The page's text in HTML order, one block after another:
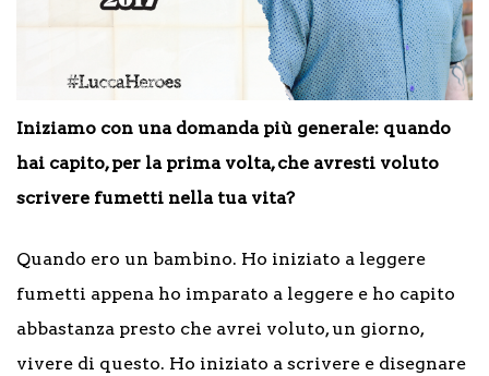
Iniziamo con una domanda più generale: quando
hai capito, per la prima volta, che avresti voluto
scrivere fumetti nella tua vita?
Quando ero un bambino. Ho iniziato a leggere
fumetti appena ho imparato a leggere e ho capito
abbastanza presto che avrei voluto, un giorno,
vivere di questo. Ho iniziato a scrivere e disegnare